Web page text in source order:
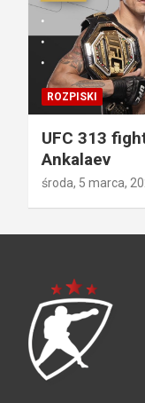
ROZPISKI
UFC 313
Ankalaev
środa, 5 marca,